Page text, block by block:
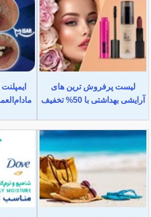
لیست پرفروش ترین های
آرایشی بهداشتی با 50% تخفیف
مادام‌العمر+ 25%